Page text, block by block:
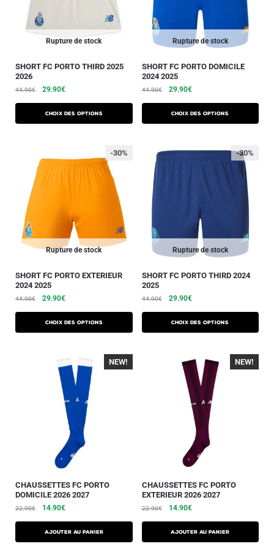
Rupture de stock
SHORT FC PORTO THIRD 2025
2026
44.90€ 29.90€
Choix des options
Rupture de stock
SHORT FC PORTO DOMICILE
2024 2025
44.90€ 29.90€
Choix des options
Rupture de stock
-30%
SHORT FC PORTO EXTERIEUR
2024 2025
44.90€ 29.90€
Choix des options
Rupture de stock
-30%
SHORT FC PORTO THIRD 2024
2025
44.90€ 29.90€
Choix des options
-30%
NEW!
CHAUSSETTES FC PORTO
DOMICILE 2026 2027
22.90€ 14.90€
Ajouter au panier
-30%
NEW!
CHAUSSETTES FC PORTO
EXTERIEUR 2026 2027
22.90€ 14.90€
Ajouter au panier